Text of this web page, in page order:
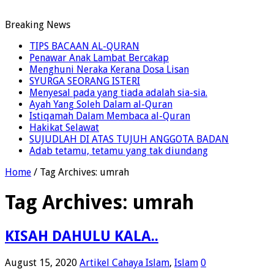
Breaking News
TIPS BACAAN AL-QURAN
Penawar Anak Lambat Bercakap
Menghuni Neraka Kerana Dosa Lisan
SYURGA SEORANG ISTERI
Menyesal pada yang tiada adalah sia-sia.
Ayah Yang Soleh Dalam al-Quran
Istiqamah Dalam Membaca al-Quran
Hakikat Selawat
SUJUDLAH DI ATAS TUJUH ANGGOTA BADAN
Adab tetamu, tetamu yang tak diundang
Home / Tag Archives: umrah
Tag Archives: umrah
KISAH DAHULU KALA..
August 15, 2020 Artikel Cahaya Islam, Islam 0